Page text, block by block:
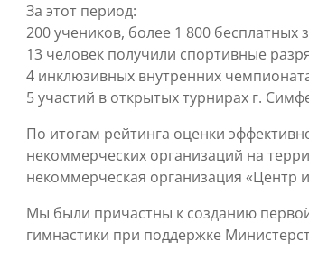
За этот период:
200 учеников, более 1 800 бесплатных
13 человек получили спортивные
4 инклюзивных внутренних
5 участий в открытых турнирах г.
По итогам рейтинга оценки
некоммерческих организаций на
некоммерческая организация «Центр
Мы были причастны к созданию
гимнастики при поддержке